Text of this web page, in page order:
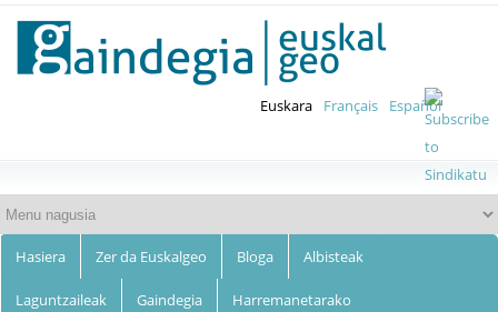
main
content
Euskalgeo
Euskara Français Español
Hasiera Zer da Euskalgeo Bloga Albisteak
Laguntzaileak Gaindegia Harremanetarako